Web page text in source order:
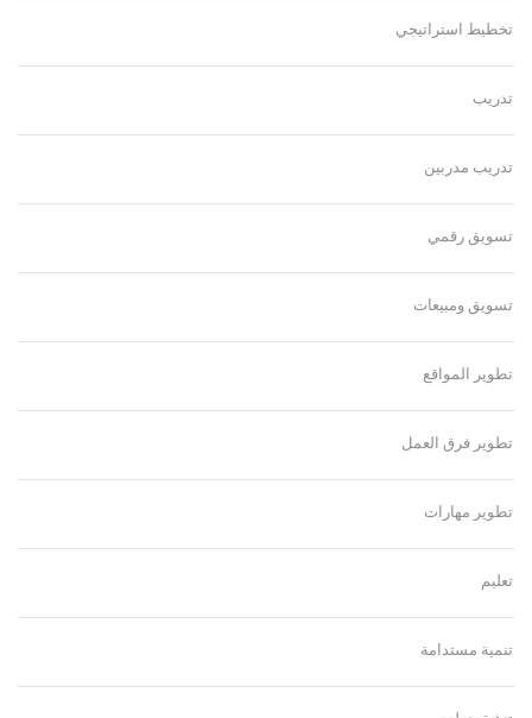
تخطيط استراتيجي
تدريب
تدريب مدربين
تسويق رقمي
تسويق ومبيعات
تطوير المواقع
تطوير فرق العمل
تطوير مهارات
تعليم
تنمية مستدامة